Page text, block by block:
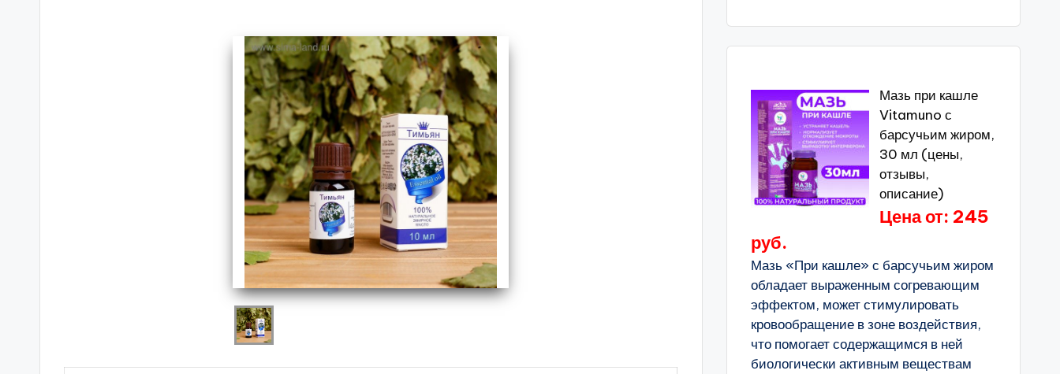
Мазь при кашле
Vitamuno с
барсучьим жиром,
30 мл (цены,
отзывы,
описание)
Цена от: 245
руб.
Мазь «При кашле» с барсучьим жиром
обладает выраженным согревающим
эффектом, может стимулировать
кровообращение в зоне воздействия,
что помогает содержащимся в ней
биологически активным веществам